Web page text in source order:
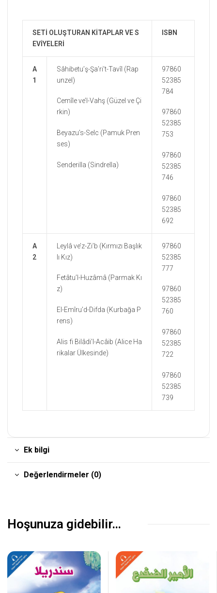
SETİ OLUŞTURAN KİTAPLAR VE S
EVİYELERİ
ISBN
A
1
Sâhibetu’ş-Şa’ri’t-Tavîl (Rap
unzel)
Cemîle ve’l-Vahş (Güzel ve Çi
rkin)
Beyazu’s-Selc (Pamuk Pren
ses)
Senderilla (Sindrella)
97860
52385
784
97860
52385
753
97860
52385
746
97860
52385
692
A
2
Leylâ ve’z-Zi’b (Kırmızı Başlık
lı Kız)
Fetâtu’l-Huzâmâ (Parmak Kı
z)
El-Emîru’d-Difda (Kurbağa P
rens)
Alis fi Bilâdi’l-Acâib (Alice Ha
rikalar Ülkesinde)
97860
52385
777
97860
52385
760
97860
52385
722
97860
52385
739
Ek bilgi
Değerlendirmeler (0)
Hoşunuza gidebilir…